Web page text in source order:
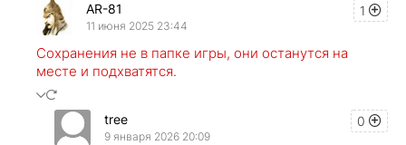
1
AR-81
11 июня 2025 23:44
Сохранения не в папке игры, они останутся на
месте и подхватятся.
0
tree
9 января 2026 20:09